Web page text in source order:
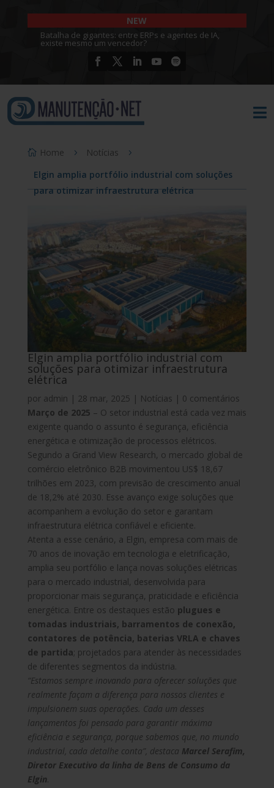
NEW
Batalha de gigantes: entre ERPs e agentes de IA,
existe mesmo um vencedor?

Home
Notícias
Elgin amplia portfólio industrial com soluções
para otimizar infraestrutura elétrica
Elgin amplia portfólio industrial com
soluções para otimizar infraestrutura
elétrica
por admin | 28 mar, 2025 | Notícias | 0 comentários
Março de 2025 – O setor industrial está cada vez mais
exigente quando o assunto é segurança, eficiência
energética e otimização de processos elétricos.
Segundo a Grand View Research, o mercado global de
comércio eletrônico B2B movimentou US$ 18,67
trilhões em 2023, com previsão de crescimento anual
de 18,2% até 2030. Esse avanço exige soluções que
acompanhem a evolução do setor e garantam
infraestrutura elétrica confiável e eficiente.
Atenta a esse cenário, a Elgin, empresa com mais de
70 anos de inovação em tecnologia e eletrificação,
amplia seu portfólio e lança novas soluções elétricas
para o mercado industrial, desenvolvida para
proporcionar mais segurança, praticidade e eficiência
energética. Entre os destaques estão plugues e
tomadas industriais, barramentos de conexão,
contatores de potência, baterias VRLA e chaves
de partida; projetados para atender às necessidades
de diferentes segmentos da indústria.
“Estamos sempre inovando para oferecer soluções que
realmente façam a diferença para nossos clientes e
impulsionem suas operações. Cada um desses
lançamentos foi pensado para garantir máxima
eficiência e segurança, porque sabemos que, no mundo
industrial, cada detalhe conta”, destaca Marcel Serafim,
Diretor Executivo da linha de Bens de Consumo da
Elgin.